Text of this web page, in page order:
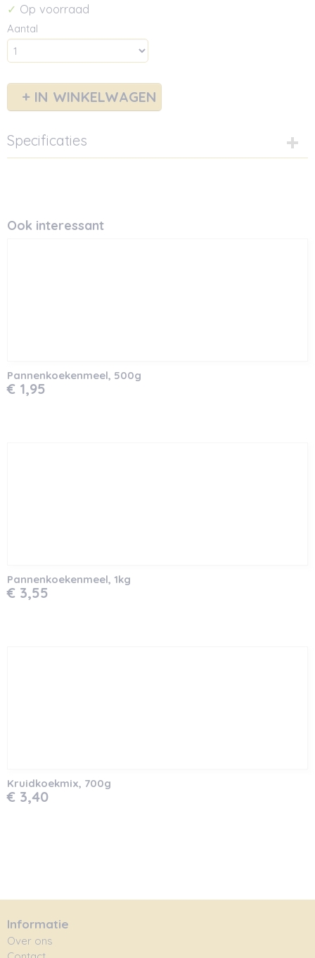
✓ Op voorraad
Aantal
IN WINKELWAGEN
Specificaties
Ook interessant
Pannenkoekenmeel, 500g
€ 1,95
Pannenkoekenmeel, 1kg
€ 3,55
Kruidkoekmix, 700g
€ 3,40
Informatie
Over ons